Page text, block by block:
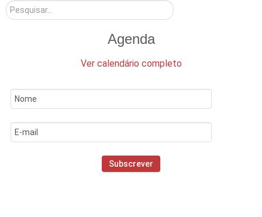
Pesquisar
Agenda
Ver calendário completo